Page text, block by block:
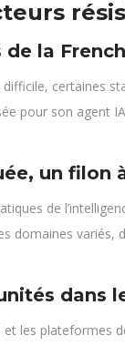
la
certaines
pour son agent
un filon
de
domaines variés,
dans
et les plateformes